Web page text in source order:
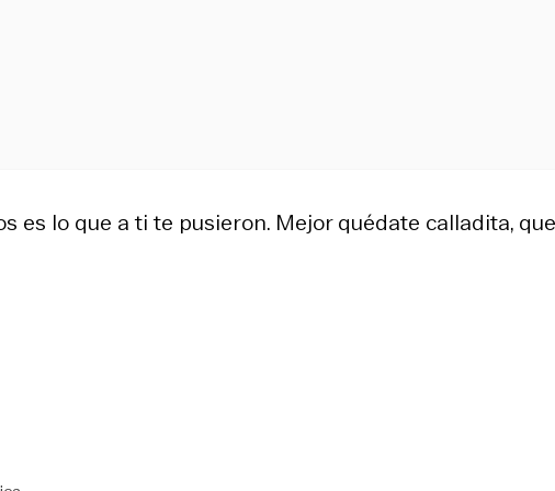
es lo que a ti te pusieron. Mejor quédate calladita,